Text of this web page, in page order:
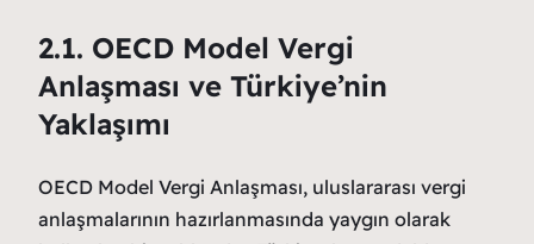
2.1. OECD Model Vergi
Anlaşması ve Türkiye’nin
Yaklaşımı
OECD Model Vergi Anlaşması, uluslararası vergi
anlaşmalarının hazırlanmasında yaygın olarak